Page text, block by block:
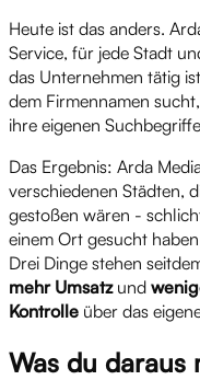
Heute ist das anders.
Service, für jede Stadt
das Unternehmen tätig
dem Firmennamen
ihre eigenen
Das Ergebnis: Arda
verschiedenen Städten,
gestoßen wären -
einem Ort gesucht
Drei Dinge stehen
mehr Umsatzund
Kontrolle über das
Was du daraus